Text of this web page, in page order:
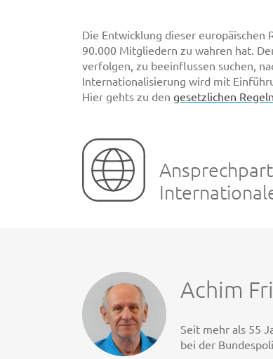
Die Entwicklung dieser
90.000 Mitgliedern zu wahren hat.
verfolgen, zu beeinflussen suchen,
Internationalisierung wird mit
Hier gehts zu den gesetzlichen Regeln
Achim
Seit mehr als 55
bei der